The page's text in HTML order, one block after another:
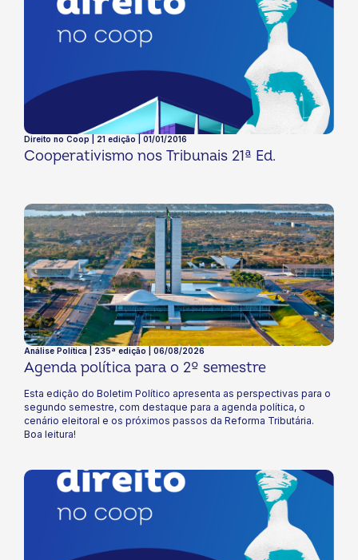
Direito no Coop | 21 edição | 01/01/2016
Cooperativismo nos Tribunais 21ª Ed.
Análise Política | 235ª edição | 06/08/2026
Agenda política para o 2º semestre​
Esta edição do Boletim Político apresenta as perspectivas para o
segundo semestre, com destaque para a agenda política, o
cenário eleitoral e os próximos passos da Reforma Tributária.
Boa leitura!